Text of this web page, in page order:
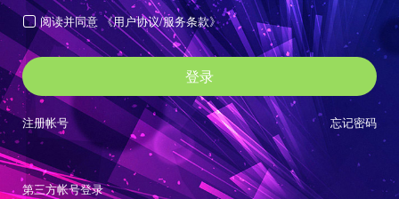
 阅读并同意 《用户协议/服务条款》
登录
忘记密码
注册帐号
第三方帐号登录